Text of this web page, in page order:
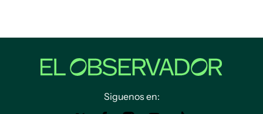
Siguenos en: